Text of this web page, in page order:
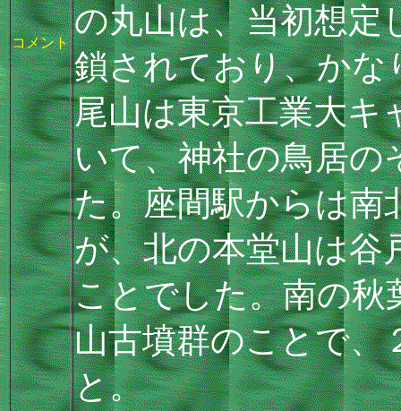
コメント
の丸山は、当初想定
鎖されており、かな
尾山は東京工業大キ
いて、神社の鳥居の
た。座間駅からは南
が、北の本堂山は谷
ことでした。南の秋
山古墳群のことで、
と。